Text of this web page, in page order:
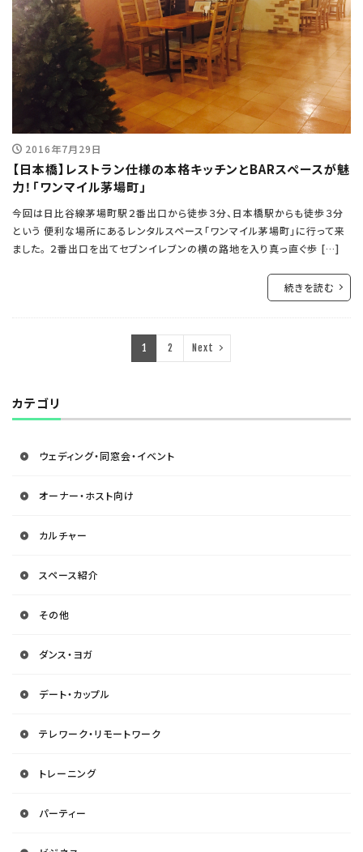
2016年7月29日
【日本橋】レストラン仕様の本格キッチンとBARスペースが魅
力！「ワンマイル茅場町」
今回は日比谷線茅場町駅２番出口から徒歩３分、日本橋駅からも徒歩３分
という 便利な場所にあるレンタルスペース「ワンマイル茅場町」に行って来
ました。 ２番出口を出てセブンイレブンの横の路地を入り真っ直ぐ歩 […]
続きを読む
1 2 Next
カテゴリ
ウェディング・同窓会・イベント
オーナー・ホスト向け
カルチャー
スペース紹介
その他
ダンス・ヨガ
デート・カップル
テレワーク・リモートワーク
トレーニング
パーティー